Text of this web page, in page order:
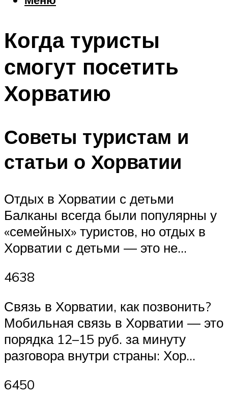
Шоппинг
Что посетить
Меню
Когда туристы
смогут посетить
Хорватию
Советы туристам и
статьи о Хорватии
Отдых в Хорватии с детьми
Балканы всегда были популярны у
«семейных» туристов, но отдых в
Хорватии с детьми — это не…
4638
Связь в Хорватии, как позвонить?
Мобильная связь в Хорватии — это
порядка 12–15 руб. за минуту
разговора внутри страны: Хор…
6450